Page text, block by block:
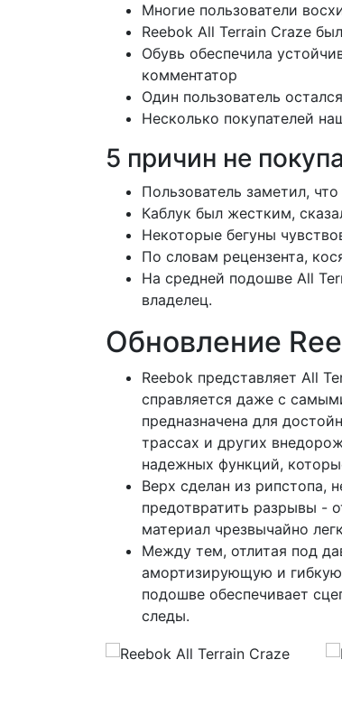
Многие пользователи
Reebok All Terrain Craze
Обувь обеспечила
комментатор
Один пользователь
Несколько покупателей
5 причин не
Пользователь заметил,
Каблук был жестким,
Некоторые бегуны
По словам рецензента,
На средней подошве All
владелец.
Обновление
Reebok представляет All
справляется даже с
предназначена для
трассах и других
надежных функций,
Верх сделан из рипстопа,
предотвратить разрывы -
материал чрезвычайно
Между тем, отлитая под
амортизирующую и гибкую
подошве обеспечивает
следы.